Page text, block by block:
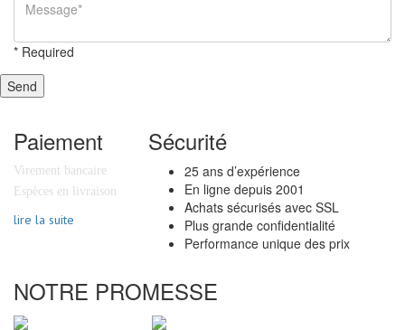
* Required
Send
Paiement
Virement bancaire
Espèces en livraison
lire la suite
Sécurité
25 ans d’expérience
En ligne depuis 2001
Achats sécurisés avec SSL
Plus grande confidentialité
Performance unique des prix
NOTRE PROMESSE